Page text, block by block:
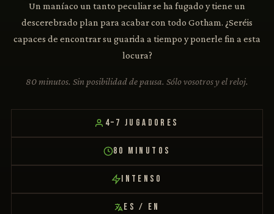
Un maníaco un tanto peculiar se ha fugado y tiene un
descerebrado plan para acabar con todo Gotham. ¿Seréis
capaces de encontrar su guarida a tiempo y ponerle fin a esta
locura?
80 minutos. Sin posibilidad de pausa. Sólo vosotros y el reloj.
4–7 JUGADORES
80 MINUTOS
INTENSO
ES / EN